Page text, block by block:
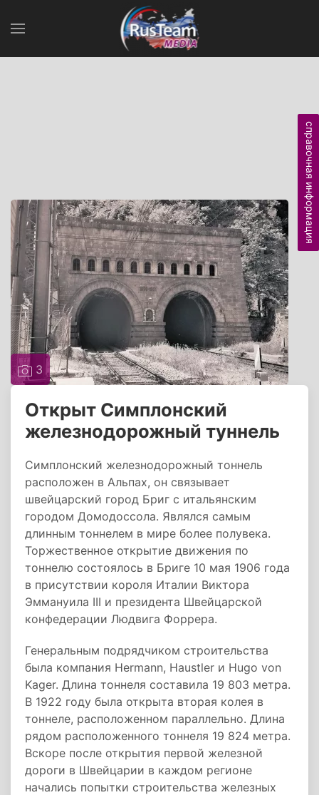
3
Открыт Симплонский
железнодорожный туннель
Симплонский железнодорожный тоннель
расположен в Альпах, он связывает
швейцарский город Бриг с итальянским
городом Домодоссола. Являлся самым
длинным тоннелем в мире более полувека.
Торжественное открытие движения по
тоннелю состоялось в Бриге 10 мая 1906 года
в присутствии короля Италии Виктора
Эммануила III и президента Швейцарской
конфедерации Людвига Форрера.
Генеральным подрядчиком строительства
была компания Hermann, Haustler и Hugo von
Kager. Длина тоннеля составила 19 803 метра.
В 1922 году была открыта вторая колея в
тоннеле, расположенном параллельно. Длина
рядом расположенного тоннеля 19 824 метра.
Вскоре после открытия первой железной
дороги в Швейцарии в каждом регионе
начались попытки строительства железных
справочная информация